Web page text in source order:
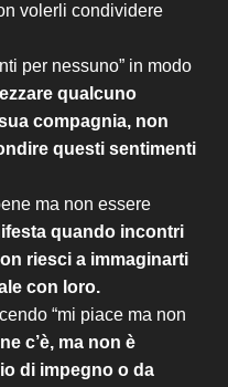
volerli condividere
per nessuno” in modo
qualcuno
compagnia, non
questi sentimenti
ma non essere
quando incontri
riesci a immaginarti
con loro.
“mi piace ma non
c’è, ma non è
di impegno o da